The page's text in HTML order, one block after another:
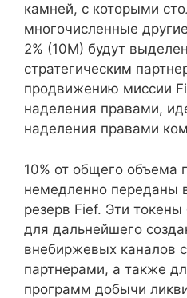
камней, с которыми
многочисленные
2% (10М) будут
стратегическим
продвижению миссии
наделения правами,
наделения правами
10% от общего объема
немедленно переданы
резерв Fief. Эти
для дальнейшего
внебиржевых каналов
партнерами, а также
программ добычи